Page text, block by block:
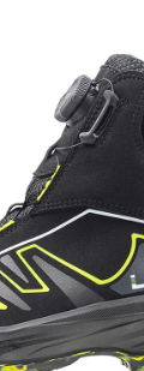
A SYMBOLY